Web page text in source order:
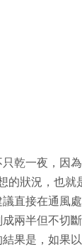
乾一夜，因
的狀況，也就
直接在通風
兩半但不切
果是，如果